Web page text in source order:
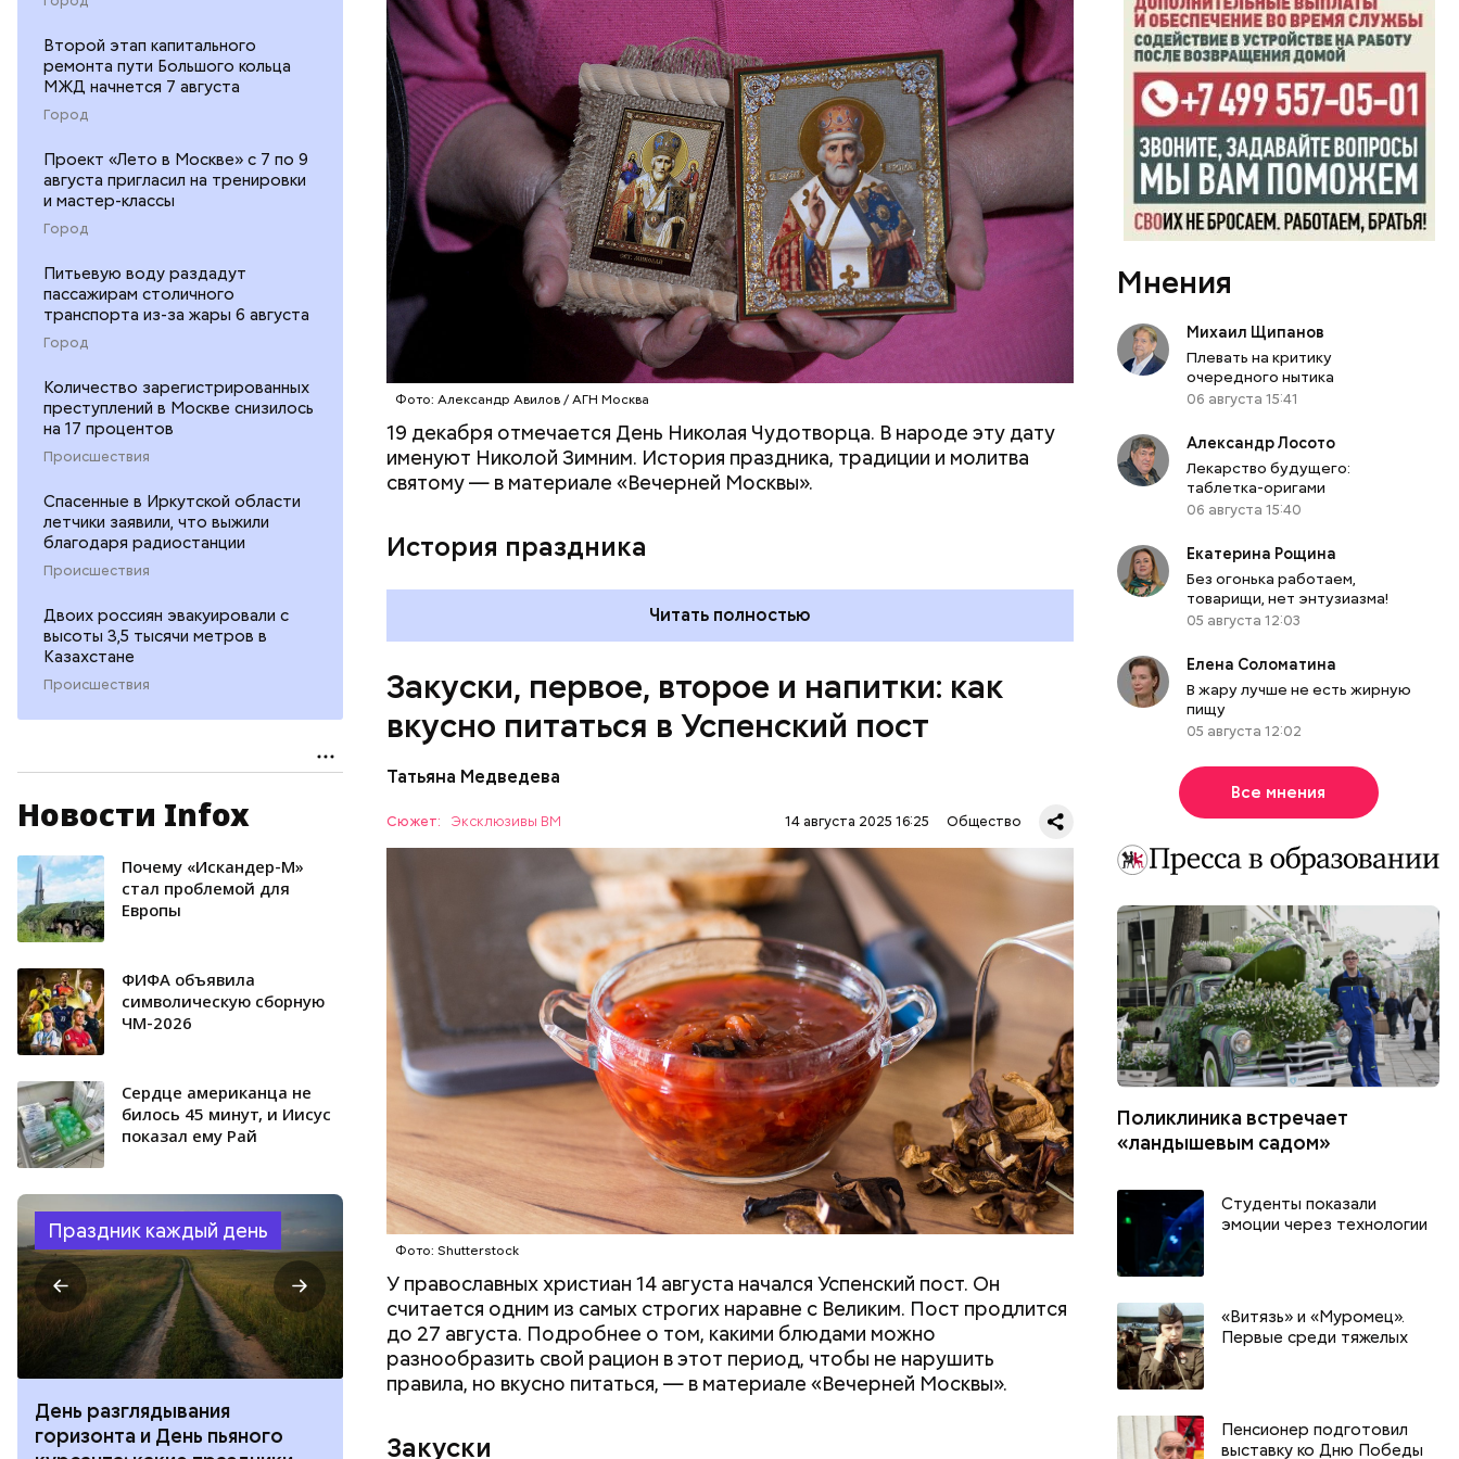
Второй этап капитального
ремонта пути Большого кольца
МЖД начнется 7 августа
Город
Проект «Лето в Москве» с 7 по 9
августа пригласил на тренировки
и мастер-классы
Город
Питьевую воду раздадут
пассажирам столичного
транспорта из-за жары 6 августа
Город
Количество зарегистрированных
преступлений в Москве снизилось
на 17 процентов
Происшествия
Спасенные в Иркутской области
летчики заявили, что выжили
благодаря радиостанции
Происшествия
Двоих россиян эвакуировали с
высоты 3,5 тысячи метров в
Казахстане
Происшествия
Новости Infox
Почему «Искандер-М»
стал проблемой для
Европы
ФИФА объявила
символическую сборную
ЧМ-2026
Сердце американца не
билось 45 минут, и Иисус
показал ему Рай
Праздник каждый день
День разглядывания
горизонта и День пьяного
День шампанского: какие
День тульского пряника и
День сидения на
и
Фото: Александр Авилов / АГН Москва
19 декабря отмечается День Николая Чудотворца. В народе эту дату
именуют Николой Зимним. История праздника, традиции и молитва
святому — в материале «Вечерней Москвы».
История праздника
Читать полностью
ЦЕРКОВЬ
Закуски, первое, второе и напитки: как
вкусно питаться в Успенский пост
Татьяна Медведева
Сюжет: Эксклюзивы ВМ 14 августа 2025 16:25 Общество
Фото: Shutterstock
У православных христиан 14 августа начался Успенский пост. Он
считается одним из самых строгих наравне с Великим. Пост продлится
до 27 августа. Подробнее о том, какими блюдами можно
разнообразить свой рацион в этот период, чтобы не нарушить
правила, но вкусно питаться, — в материале «Вечерней Москвы».
Закуски
Баклажаны с овощами
1 кг баклажанов;
600 г помидоров;
300 г моркови;
200 г шпината;
100 г салата лиственного;
200 г репчатого лука;
100 г муки;
100 г растительного масла;
зелень петрушки и укропа.
ЕДА РЕЦЕПТЫ
Мнения
Михаил Щипанов
Плевать на критику
очередного нытика
06 августа 15:41
Александр Лосото
Лекарство будущего:
таблетка-оригами
06 августа 15:40
Екатерина Рощина
Без огонька работаем,
товарищи, нет энтузиазма!
05 августа 12:03
Елена Соломатина
В жару лучше не есть жирную
пищу
05 августа 12:02
Все мнения
Поликлиника встречает
«ландышевым садом»
Студенты показали
эмоции через технологии
«Витязь» и «Муромец».
Первые среди тяжелых
Пенсионер подготовил
выставку ко Дню Победы